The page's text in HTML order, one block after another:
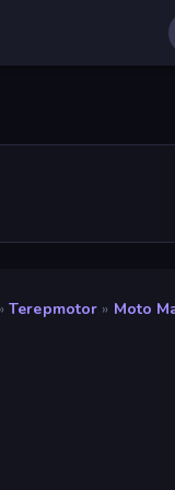
» Terepmotor » Moto